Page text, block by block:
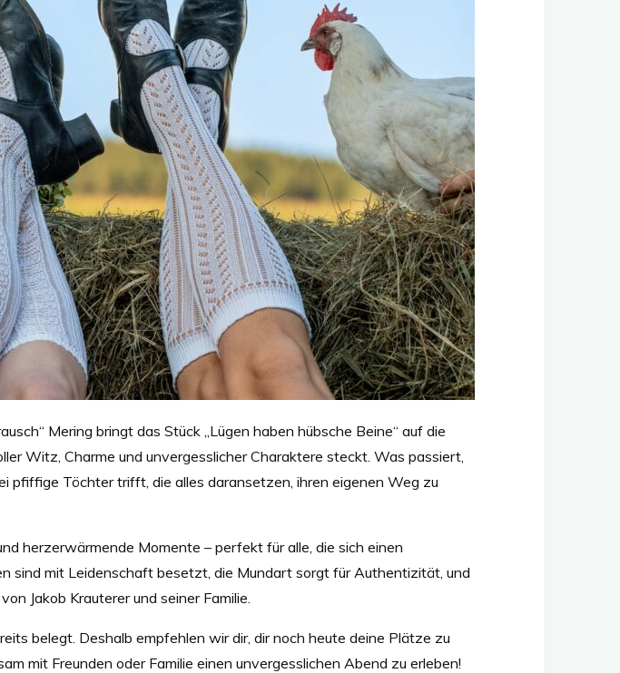
Mering bringt das Stück „Lügen haben hübsche Beine“ auf die
Witz, Charme und unvergesslicher Charaktere steckt. Was passiert,
pfiffige Töchter trifft, die alles daransetzen, ihren eigenen Weg zu
herzerwärmende Momente – perfekt für alle, die sich einen
sind mit Leidenschaft besetzt, die Mundart sorgt für Authentizität, und
Jakob Krauterer und seiner Familie.
belegt. Deshalb empfehlen wir dir, dir noch heute deine Plätze zu
mit Freunden oder Familie einen unvergesslichen Abend zu erleben!